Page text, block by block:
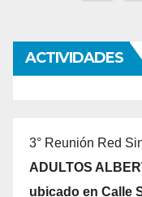
ACTIVIDADES
3° Reunión Red
ADULTOS
ubicado en Calle